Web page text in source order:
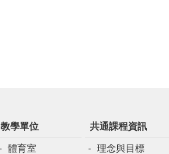
教學單位
體育室
共通課程資訊
理念與目標